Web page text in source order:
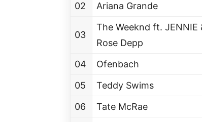
02
Ariana Grande
03
The Weeknd ft. JENNIE
Rose Depp
04 Ofenbach
05
Teddy Swims
06
Tate McRae